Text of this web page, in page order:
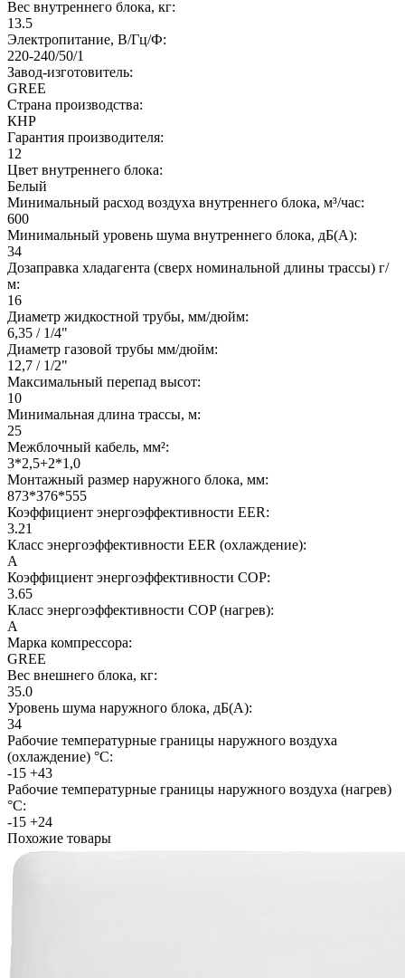
Вес внутреннего блока, кг:
13.5
Электропитание, В/Гц/Ф:
220-240/50/1
Завод-изготовитель:
GREE
Страна производства:
КНР
Гарантия производителя:
12
Цвет внутреннего блока:
Белый
Минимальный расход воздуха внутреннего блока, м³/час:
600
Минимальный уровень шума внутреннего блока, дБ(А):
34
Дозаправка хладагента (сверх номинальной длины трассы) г/
м:
16
Диаметр жидкостной трубы, мм/дюйм:
6,35 / 1/4"
Диаметр газовой трубы мм/дюйм:
12,7 / 1/2"
Максимальный перепад высот:
10
Минимальная длина трассы, м:
25
Межблочный кабель, мм²:
3*2,5+2*1,0
Монтажный размер наружного блока, мм:
873*376*555
Коэффициент энергоэффективности EER:
3.21
Класс энергоэффективности EER (охлаждение):
A
Коэффициент энергоэффективности COP:
3.65
Класс энергоэффективности COP (нагрев):
A
Марка компрессора:
GREE
Вес внешнего блока, кг:
35.0
Уровень шума наружного блока, дБ(А):
34
Рабочие температурные границы наружного воздуха
(охлаждение) °C:
-15 +43
Рабочие температурные границы наружного воздуха (нагрев)
°C:
-15 +24
Похожие товары